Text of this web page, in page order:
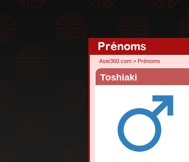
Prénoms
Asie360.com > Prénoms
Toshiaki